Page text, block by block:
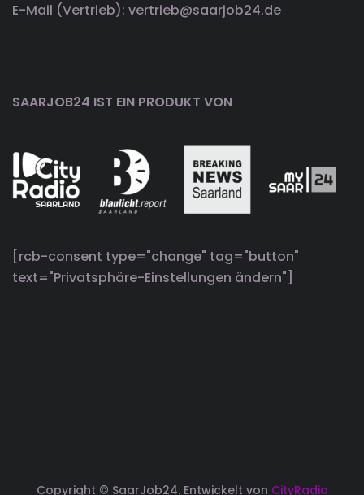
E-Mail (Vertrieb): vertrieb@saarjob24.de
SAARJOB24 IST EIN PRODUKT VON
[rcb-consent type="change" tag="button"
text="Privatsphäre-Einstellungen ändern"]
Copyright © SaarJob24. Entwickelt von CityRadio